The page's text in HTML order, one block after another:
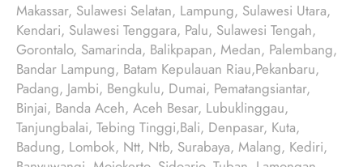
Makassar, Sulawesi Selatan, Lampung, Sulawesi Utara,
Kendari, Sulawesi Tenggara, Palu, Sulawesi Tengah,
Gorontalo, Samarinda, Balikpapan, Medan, Palembang,
Bandar Lampung, Batam Kepulauan Riau,Pekanbaru,
Padang, Jambi, Bengkulu, Dumai, Pematangsiantar,
Binjai, Banda Aceh, Aceh Besar, Lubuklinggau,
Tanjungbalai, Tebing Tinggi,Bali, Denpasar, Kuta,
Badung, Lombok, Ntt, Ntb, Surabaya, Malang, Kediri,